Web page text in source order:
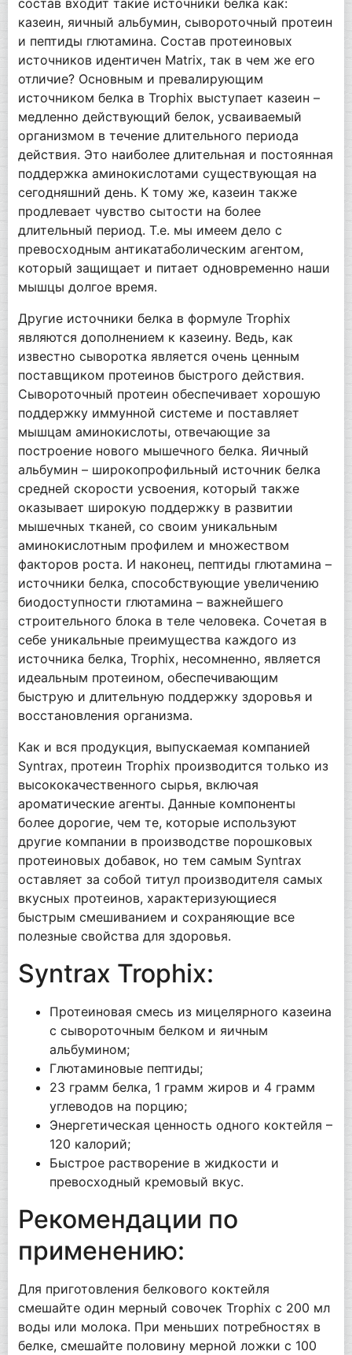
казеин, яичный альбумин, сывороточный протеин
и пептиды глютамина. Состав протеиновых
источников идентичен Matrix, так в чем же его
отличие? Основным и превалирующим
источником белка в Trophix выступает казеин –
медленно действующий белок, усваиваемый
организмом в течение длительного периода
действия. Это наиболее длительная и постоянная
поддержка аминокислотами существующая на
сегодняшний день. К тому же, казеин также
продлевает чувство сытости на более
длительный период. Т.е. мы имеем дело с
превосходным антикатаболическим агентом,
который защищает и питает одновременно наши
мышцы долгое время.
Другие источники белка в формуле Trophix
являются дополнением к казеину. Ведь, как
известно сыворотка является очень ценным
поставщиком протеинов быстрого действия.
Сывороточный протеин обеспечивает хорошую
поддержку иммунной системе и поставляет
мышцам аминокислоты, отвечающие за
построение нового мышечного белка. Яичный
альбумин – широкопрофильный источник белка
средней скорости усвоения, который также
оказывает широкую поддержку в развитии
мышечных тканей, со своим уникальным
аминокислотным профилем и множеством
факторов роста. И наконец, пептиды глютамина –
источники белка, способствующие увеличению
биодоступности глютамина – важнейшего
строительного блока в теле человека. Сочетая в
себе уникальные преимущества каждого из
источника белка, Trophix, несомненно, является
идеальным протеином, обеспечивающим
быструю и длительную поддержку здоровья и
восстановления организма.
Как и вся продукция, выпускаемая компанией
Syntrax, протеин Trophix производится только из
высококачественного сырья, включая
ароматические агенты. Данные компоненты
более дорогие, чем те, которые используют
другие компании в производстве порошковых
протеиновых добавок, но тем самым Syntrax
оставляет за собой титул производителя самых
вкусных протеинов, характеризующиеся
быстрым смешиванием и сохраняющие все
полезные свойства для здоровья.
Syntrax Trophix:
Протеиновая смесь из мицелярного казеина
с сывороточным белком и яичным
альбумином;
Глютаминовые пептиды;
23 грамм белка, 1 грамм жиров и 4 грамм
углеводов на порцию;
Энергетическая ценность одного коктейля –
120 калорий;
Быстрое растворение в жидкости и
превосходный кремовый вкус.
Рекомендации по
применению:
Для приготовления белкового коктейля
смешайте один мерный совочек Trophix с 200 мл
воды или молока. При меньших потребностях в
белке, смешайте половину мерной ложки с 100